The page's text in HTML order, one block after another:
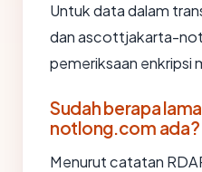
Untuk data dalam
dan ascottjakarta-
pemeriksaan enkripsi
Sudah berapa
notlong.com ada?
Menurut catatan